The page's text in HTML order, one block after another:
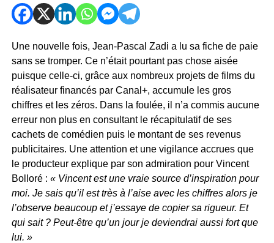
Une nouvelle fois, Jean-Pascal Zadi a lu sa fiche de paie
sans se tromper. Ce n’était pourtant pas chose aisée
puisque celle-ci, grâce aux nombreux projets de films du
réalisateur financés par Canal+, accumule les gros
chiffres et les zéros. Dans la foulée, il n’a commis aucune
erreur non plus en consultant le récapitulatif de ses
cachets de comédien puis le montant de ses revenus
publicitaires. Une attention et une vigilance accrues que
le producteur explique par son admiration pour Vincent
Bolloré : « Vincent est une vraie source d’inspiration pour
moi. Je sais qu’il est très à l’aise avec les chiffres alors je
l’observe beaucoup et j’essaye de copier sa rigueur. Et
qui sait ? Peut-être qu’un jour je deviendrai aussi fort que
lui. »